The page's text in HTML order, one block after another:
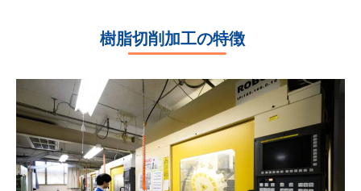
樹脂切削加工の特徴